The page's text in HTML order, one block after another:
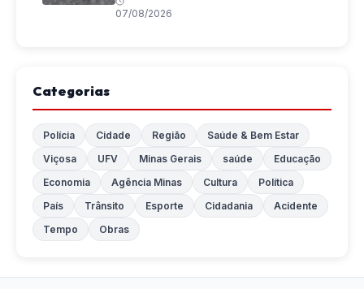
07/08/2026
Categorias
Polícia Cidade Região
Saúde & Bem Estar
Viçosa
UFV Minas Gerais saúde
Educação
Economia
Agência Minas Cultura
Política
País
Trânsito Esporte Cidadania
Acidente
Tempo
Obras